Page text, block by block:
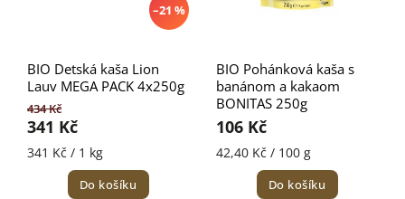
–21 %
BIO Detská kaša Lion
Lauv MEGA PACK 4x250g
434 Kč
341 Kč
341 Kč / 1 kg
Do košíku
BIO Pohánková kaša s
banánom a kakaom
BONITAS 250g
106 Kč
42,40 Kč / 100 g
Do košíku